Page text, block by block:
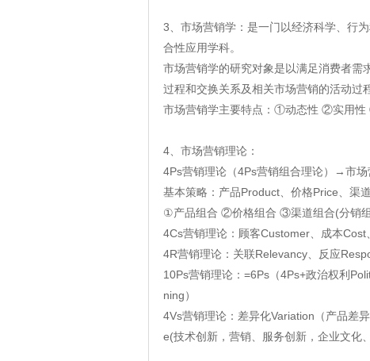
3、市场营销学：是一门以经济科学、行
合性应用学科。
市场营销学的研究对象是以满足消费者需
过程和交换关系及相关市场营销的活动过程
市场营销学主要特点：①动态性 ②实用
4、市场营销理论：
4Ps营销理论（4Ps营销组合理论）→市场
基本策略：产品Product、价格Price、渠
①产品组合 ②价格组合 ③渠道组合(分销
4Cs营销理论：顾客Customer、成本
4R营销理论：关联Relevancy、反应
10Ps营销理论：=6Ps（4Ps+政治权利
ning）
4Vs营销理论：差异化Variation（产品差
e(技术创新，营销、服务创新，企业文